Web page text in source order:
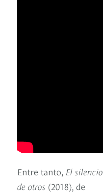
Entre tanto, El silencio
de otros (2018), de